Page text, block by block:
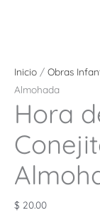
Inicio / Obras
Almohada
Hora
$ 20.00